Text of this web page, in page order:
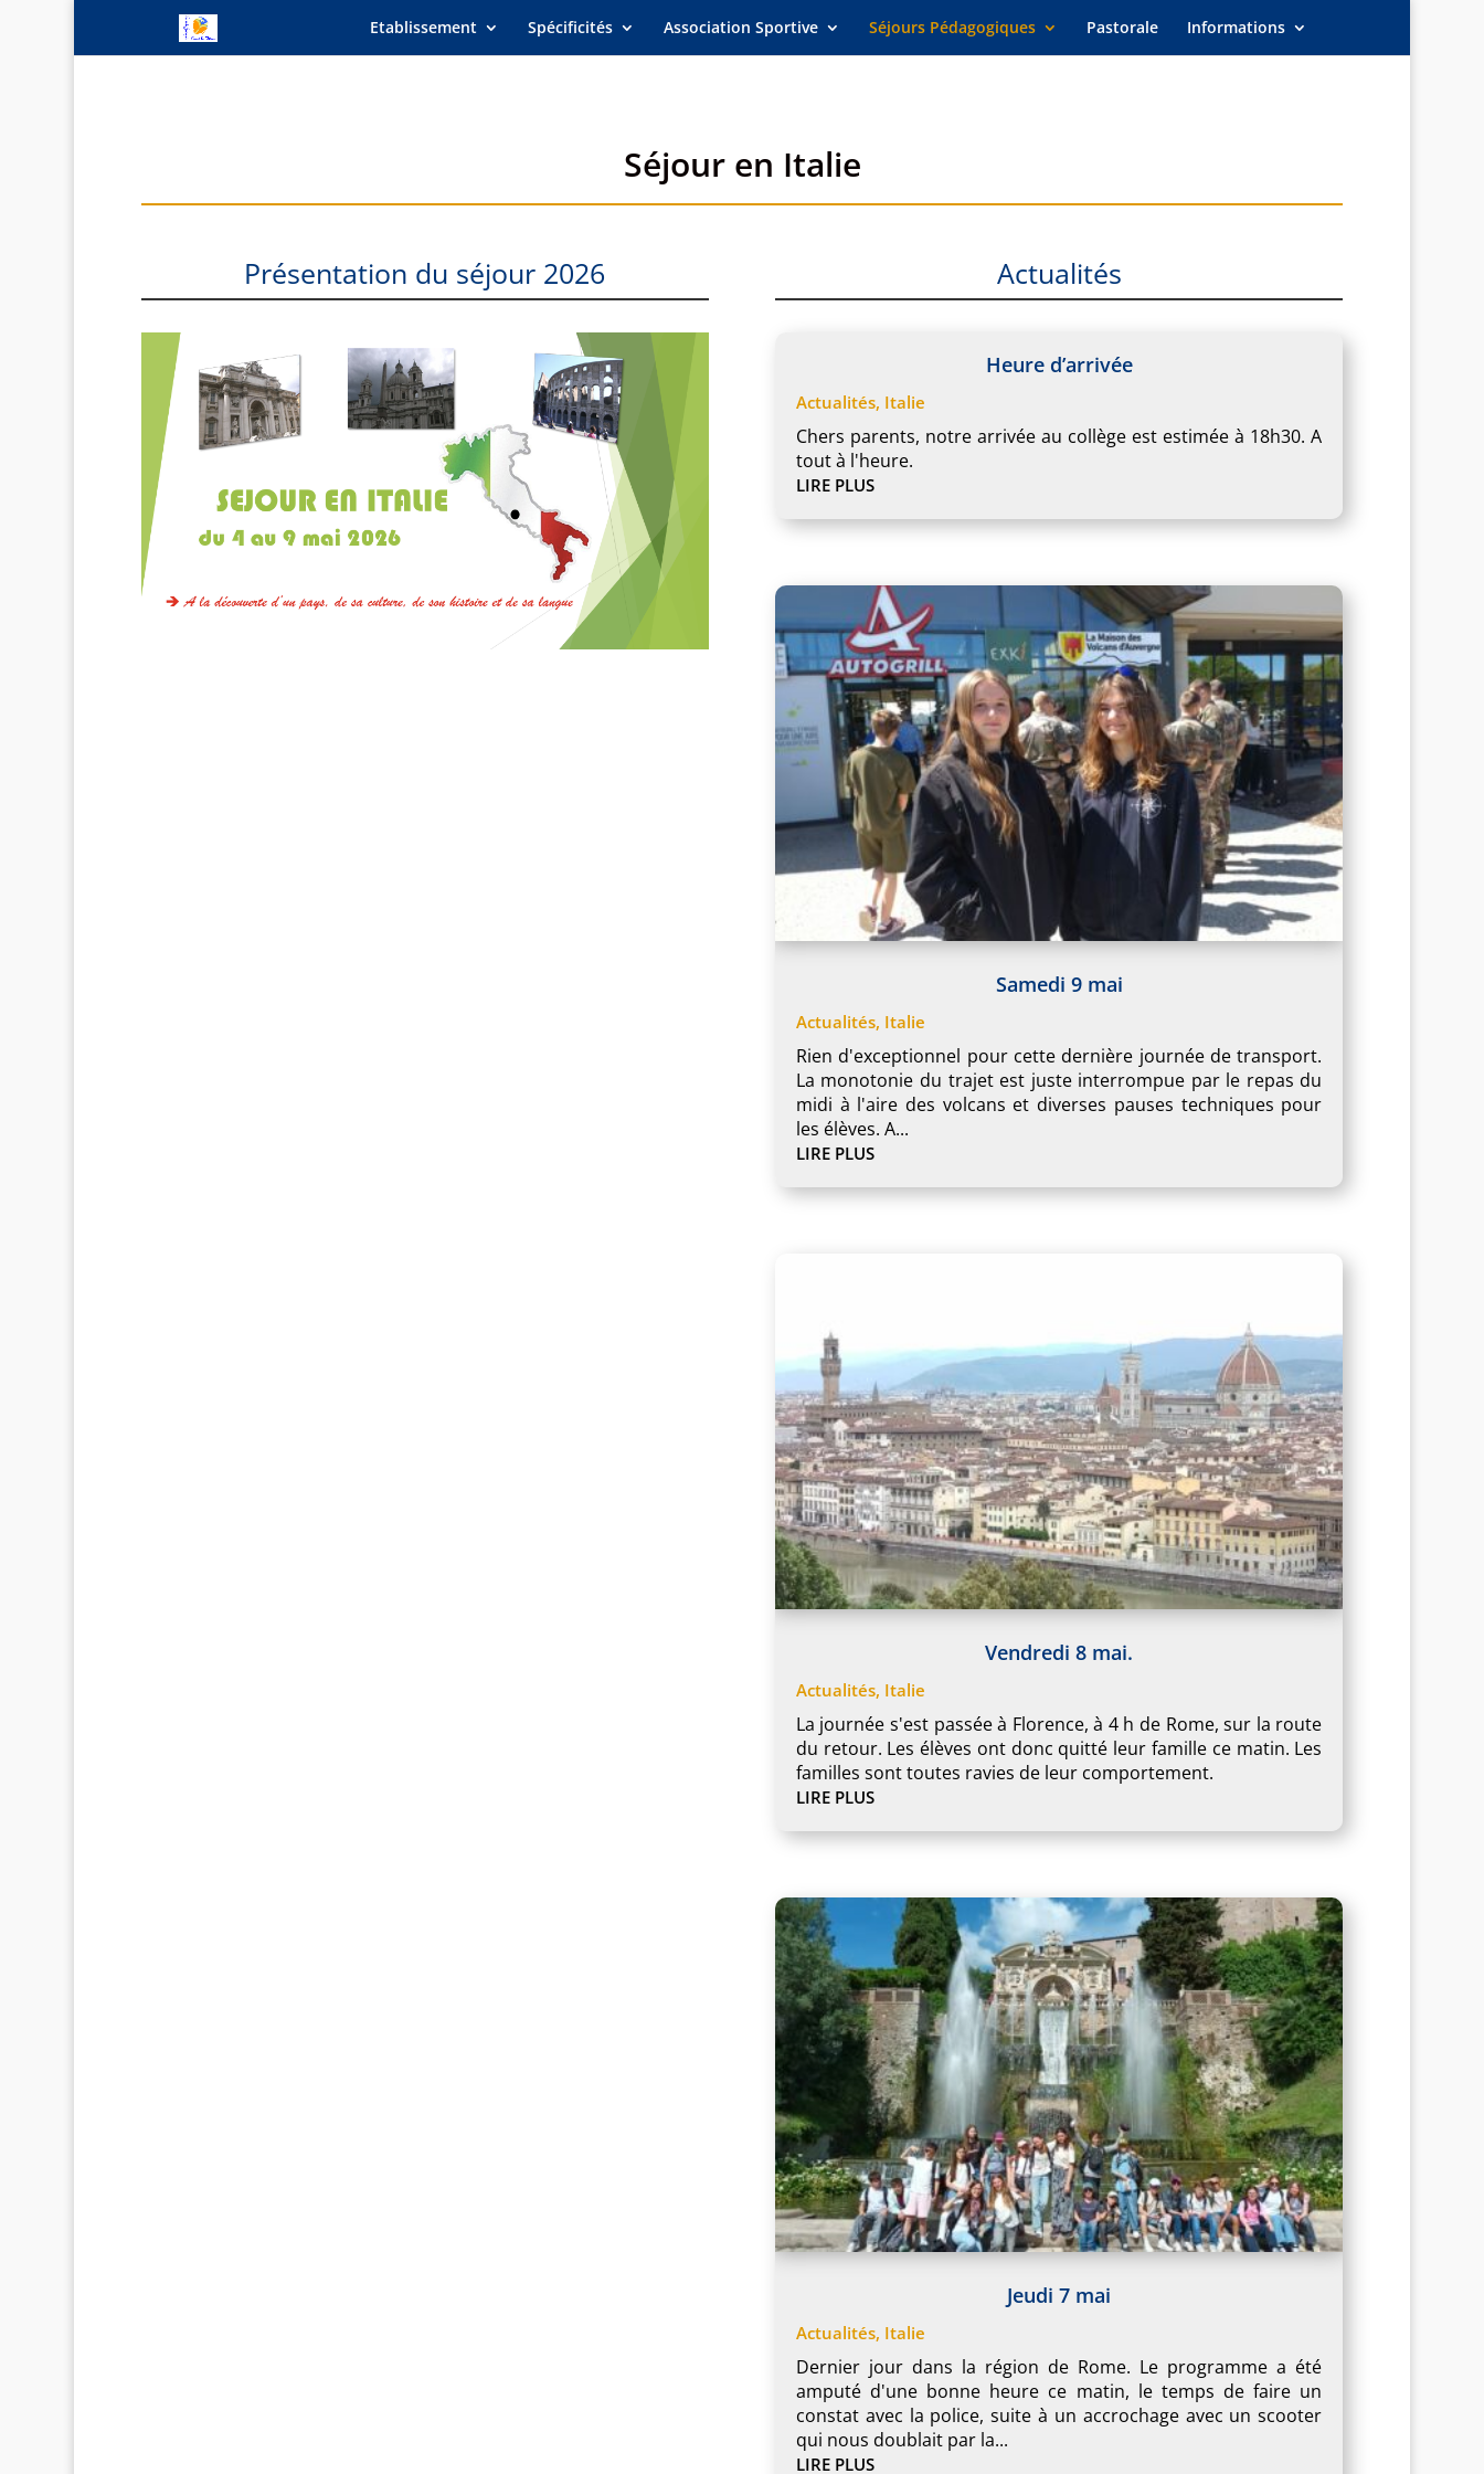
Etablissement Spécificités Association Sportive Séjours Pédagogiques Pastorale Informations
Séjour en Italie
Présentation du séjour 2026 Actualités
Heure d’arrivée
Actualités, Italie
Chers parents, notre arrivée au collège est estimée à 18h30. A
tout à l'heure.
LIRE PLUS
Samedi 9 mai
Actualités, Italie
Rien d'exceptionnel pour cette dernière journée de transport.
La monotonie du trajet est juste interrompue par le repas du
midi à l'aire des volcans et diverses pauses techniques pour
les élèves. A...
LIRE PLUS
Vendredi 8 mai.
Actualités, Italie
La journée s'est passée à Florence, à 4 h de Rome, sur la route
du retour. Les élèves ont donc quitté leur famille ce matin. Les
familles sont toutes ravies de leur comportement.
LIRE PLUS
Jeudi 7 mai
Actualités, Italie
Dernier jour dans la région de Rome. Le programme a été
amputé d'une bonne heure ce matin, le temps de faire un
constat avec la police, suite à un accrochage avec un scooter
qui nous doublait par la...
LIRE PLUS